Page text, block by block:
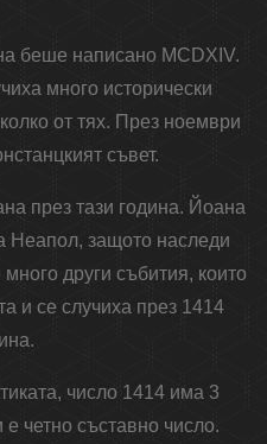
беше написано MCDXIV.
много исторически
от тях. През ноември
съвет.
през тази година. Йоана
Неапол, защото наследи
други събития, които
и се случиха през 1414
число 1414 има 3
четно съставно число.